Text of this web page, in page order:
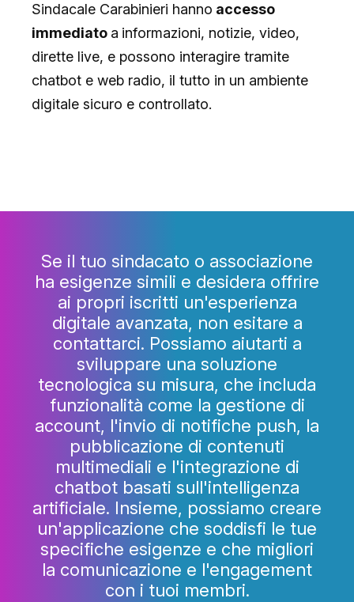
Sindacale Carabinieri hanno accesso
immediato a informazioni, notizie, video,
dirette live, e possono interagire tramite
chatbot e web radio, il tutto in un ambiente
digitale sicuro e controllato.
Se il tuo sindacato o associazione
ha esigenze simili e desidera offrire
ai propri iscritti un'esperienza
digitale avanzata, non esitare a
contattarci. Possiamo aiutarti a
sviluppare una soluzione
tecnologica su misura, che includa
funzionalità come la gestione di
account, l'invio di notifiche push, la
pubblicazione di contenuti
multimediali e l'integrazione di
chatbot basati sull'intelligenza
artificiale. Insieme, possiamo creare
un'applicazione che soddisfi le tue
specifiche esigenze e che migliori
la comunicazione e l'engagement
con i tuoi membri.